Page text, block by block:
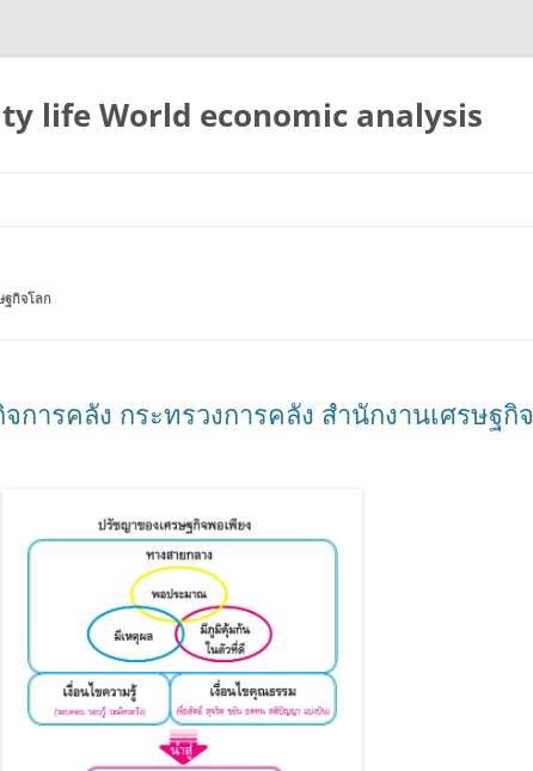
life World economic analysis
ฐกิจโลก
การคลัง กระทรวงการคลัง สำนักงานเศรษฐกิจ